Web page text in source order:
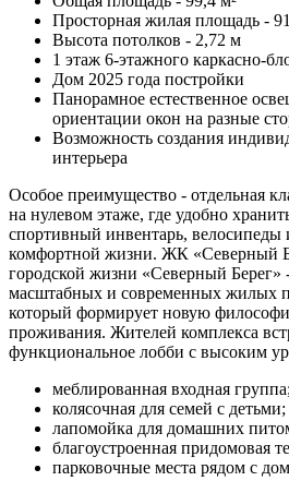
Просторная жилая площадь -
Высота потолков - 2,72 м
1 этаж 6-этажного каркасно-
Дом 2025 года постройки
Панорамное естественное
ориентации окон на разные
Возможность создания
интерьера
Особое преимущество - отдельная
на нулевом этаже, где удобно
спортивный инвентарь, велосипеды
комфортной жизни. ЖК «Северный
городской жизни «Северный Берег»
масштабных и современных жилых
который формирует новую
проживания. Жителей комплекса
функциональное лобби с высоким
меблированная входная группа;
колясочная для семей с детьми;
лапомойка для домашних
благоустроенная придомовая
парковочные места рядом с